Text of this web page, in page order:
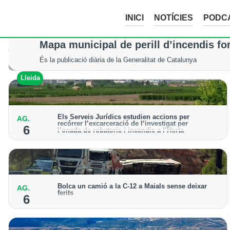
INICI NOTÍCIES
Val d'Aran
Mor un excursionista en patir un
Els serveis d’emergència no van poder fer res per salvar-li la
Lleida
Mapa municipal de perill d’incendis
És la publicació diària de la Generalitat de Catalunya
AG.
6
Els Serveis Jurídics estudien accions per
recórrer l’excarceració de l’investigat per
l’onada de robatoris i incendis a l’Horta
Des de la Paeria de Lleida demanen que s’analitzin
les vies legals disponibles després de la decisió
judicial
AG.
6
Bolca un camió a la C-12 a Maials sense deixar
ferits
carretera